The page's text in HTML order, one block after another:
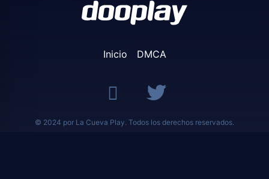
Inicio DMCA
© 2024 por La Cueva Play. Todos los derechos reservados.